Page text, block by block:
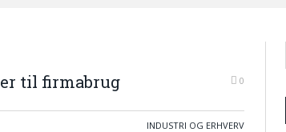
til firmabrug 0
INDUSTRI OG ERHVERV